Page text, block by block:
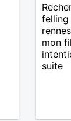
felling
mon
suite